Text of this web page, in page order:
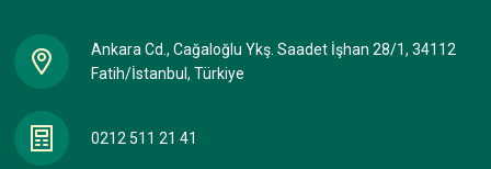
Ankara Cd., Cağaloğlu Ykş. Saadet İşhan 28/1, 34112
Fatih/İstanbul, Türkiye
0212 511 21 41